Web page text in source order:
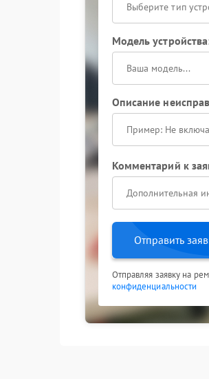
Выберите тип
Модель
Описание
Комментарий к
Отправить
Отправляя заявку на
конфиденциальности